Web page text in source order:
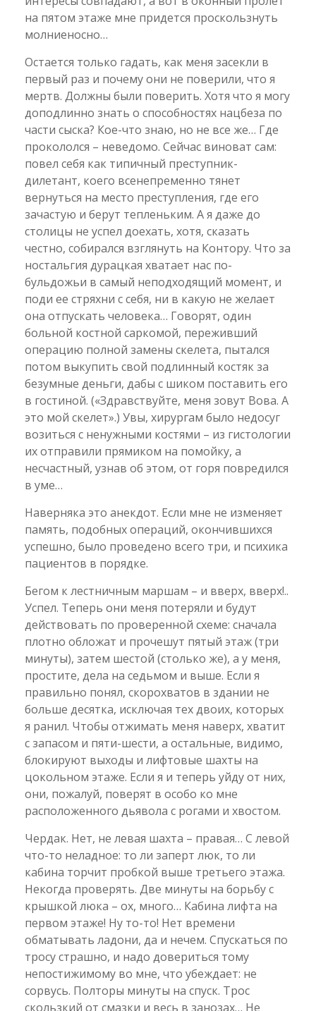
на пятом этаже мне придется проскользнуть
молниеносно…
Остается только гадать, как меня засекли в
первый раз и почему они не поверили, что я
мертв. Должны были поверить. Хотя что я могу
доподлинно знать о способностях нацбеза по
части сыска? Кое-что знаю, но не все же… Где
прокололся – неведомо. Сейчас виноват сам:
повел себя как типичный преступник-
дилетант, коего всенепременно тянет
вернуться на место преступления, где его
зачастую и берут тепленьким. А я даже до
столицы не успел доехать, хотя, сказать
честно, собирался взглянуть на Контору. Что за
ностальгия дурацкая хватает нас по-
бульдожьи в самый неподходящий момент, и
поди ее стряхни с себя, ни в какую не желает
она отпускать человека… Говорят, один
больной костной саркомой, переживший
операцию полной замены скелета, пытался
потом выкупить свой подлинный костяк за
безумные деньги, дабы с шиком поставить его
в гостиной. («Здравствуйте, меня зовут Вова. А
это мой скелет».) Увы, хирургам было недосуг
возиться с ненужными костями – из гистологии
их отправили прямиком на помойку, а
несчастный, узнав об этом, от горя повредился
в уме…
Наверняка это анекдот. Если мне не изменяет
память, подобных операций, окончившихся
успешно, было проведено всего три, и психика
пациентов в порядке.
Бегом к лестничным маршам – и вверх, вверх!..
Успел. Теперь они меня потеряли и будут
действовать по проверенной схеме: сначала
плотно обложат и прочешут пятый этаж (три
минуты), затем шестой (столько же), а у меня,
простите, дела на седьмом и выше. Если я
правильно понял, скорохватов в здании не
больше десятка, исключая тех двоих, которых
я ранил. Чтобы отжимать меня наверх, хватит
с запасом и пяти-шести, а остальные, видимо,
блокируют выходы и лифтовые шахты на
цокольном этаже. Если я и теперь уйду от них,
они, пожалуй, поверят в особо ко мне
расположенного дьявола с рогами и хвостом.
Чердак. Нет, не левая шахта – правая… С левой
что-то неладное: то ли заперт люк, то ли
кабина торчит пробкой выше третьего этажа.
Некогда проверять. Две минуты на борьбу с
крышкой люка – ох, много… Кабина лифта на
первом этаже! Ну то-то! Нет времени
обматывать ладони, да и нечем. Спускаться по
тросу страшно, и надо довериться тому
непостижимому во мне, что убеждает: не
сорвусь. Полторы минуты на спуск. Трос
скользкий от смазки и весь в занозах… Не